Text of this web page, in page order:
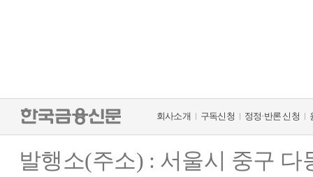
회사소개 구독신청 정정·반론 신청
발행소(주소) : 서울시 중구